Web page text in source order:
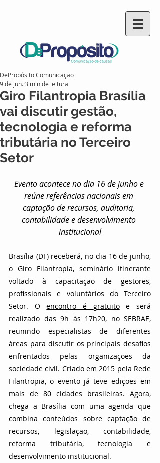
Giro Filantropia Brasília
vai discutir gestão,
tecnologia e reforma
tributária no Terceiro
Setor
DePropósito Comunicação
9 de jun.3 min de leitura
Evento acontece no dia 16 de junho e
reúne referências nacionais em
captação de recursos, auditoria,
contabilidade e desenvolvimento
institucional
Brasília (DF) receberá, no dia 16 de junho,
o Giro Filantropia, seminário itinerante
voltado à capacitação de gestores,
profissionais e voluntários do Terceiro
Setor. O encontro é gratuito e será
realizado das 9h às 17h20, no SEBRAE,
reunindo especialistas de diferentes
áreas para discutir os principais desafios
enfrentados pelas organizações da
sociedade civil. Criado em 2015 pela Rede
Filantropia, o evento já teve edições em
mais de 80 cidades brasileiras. Agora,
chega a Brasília com uma agenda que
combina conteúdos sobre captação de
recursos, legislação, contabilidade,
reforma tributária, tecnologia e
desenvolvimento institucional.